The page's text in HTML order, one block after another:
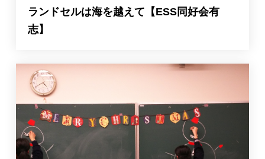
ランドセルは海を越えて【ESS同好会有
志】